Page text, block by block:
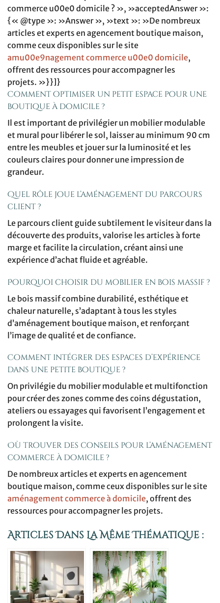
commerce u00e0 domicile ? », »acceptedAnswer »:
{« @type »: »Answer », »text »: »De nombreux
articles et experts en agencement boutique maison,
comme ceux disponibles sur le site
amu00e9nagement commerce u00e0 domicile,
offrent des ressources pour accompagner les
projets. »}}]}
Comment optimiser un petit espace pour une
boutique à domicile ?
Il est important de privilégier un mobilier modulable
et mural pour libérer le sol, laisser au minimum 90 cm
entre les meubles et jouer sur la luminosité et les
couleurs claires pour donner une impression de
grandeur.
Quel rôle joue l’aménagement du parcours
client ?
Le parcours client guide subtilement le visiteur dans la
découverte des produits, valorise les articles à forte
marge et facilite la circulation, créant ainsi une
expérience d’achat fluide et agréable.
Pourquoi choisir du mobilier en bois massif ?
Le bois massif combine durabilité, esthétique et
chaleur naturelle, s’adaptant à tous les styles
d’aménagement boutique maison, et renforçant
l’image de qualité et de confiance.
Comment intégrer des espaces d’expérience
dans une petite boutique ?
On privilégie du mobilier modulable et multifonction
pour créer des zones comme des coins dégustation,
ateliers ou essayages qui favorisent l’engagement et
prolongent la visite.
Où trouver des conseils pour l’aménagement
commerce à domicile ?
De nombreux articles et experts en agencement
boutique maison, comme ceux disponibles sur le site
aménagement commerce à domicile, offrent des
ressources pour accompagner les projets.
Articles Dans La Même Thématique :